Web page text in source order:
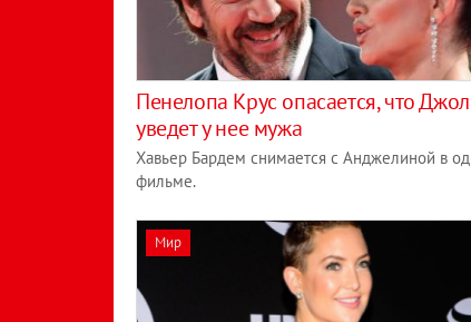
Пенелопа Крус опасается, что
уведет у нее мужа
Хавьер Бардем снимается с Анджелиной в
фильме.
Мир